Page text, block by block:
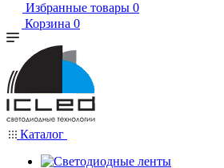
Избранные товары 0
Корзина 0
Каталог